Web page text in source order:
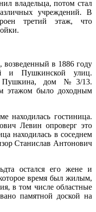
владельца, потом стал
учреждений. В
третий этаж, что
в 1886 году
и Пушкинской улиц.
дом №3/13.
этажом было доходным
находилась гостиница.
Левин опроверг это
находилась в соседнем
Станислав Антонович
остался его жене и
время был жилым,
в том числе областные
памятной доской на